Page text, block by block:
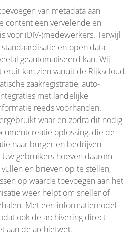
van metadata aan
content een vervelende en
voor (DIV-)medewerkers. Terwijl
en open data
geautomatiseerd kan. Wij
eruit kan zien vanuit de Rijkscloud.
zaakregistratie, auto-
met landelijke
reeds voorhanden.
waar en zodra dit nodig
oplossing, die de
naar burger en bedrijven
gebruikers hoeven daarom
en brieven op te stellen,
op waarde toevoegen aan het
weer helpt om sneller of
Met een informatiemodel
ook de archivering direct
aan de archiefwet.